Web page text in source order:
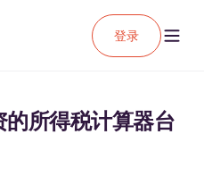
登录
的所得税计算器台